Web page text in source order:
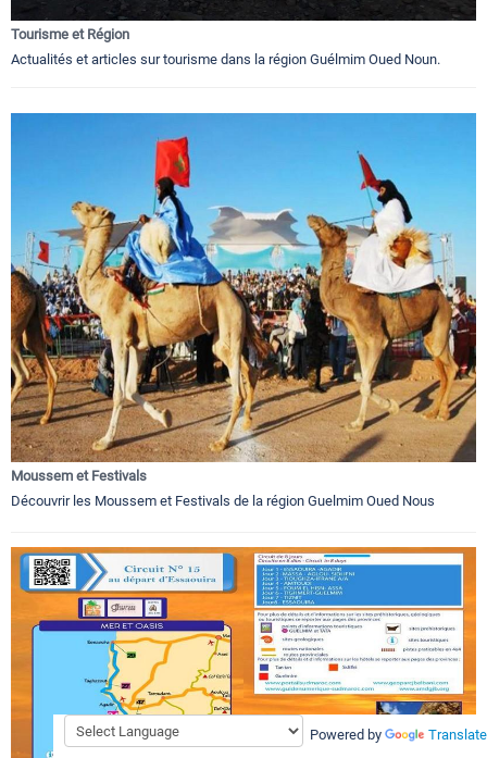
Tourisme et Région
Actualités et articles sur tourisme dans la région Guélmim Oued Noun.
Moussem et Festivals
Découvrir les Moussem et Festivals de la région Guelmim Oued Nous
Powered by Translate